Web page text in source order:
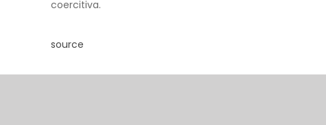
coercitiva.
source